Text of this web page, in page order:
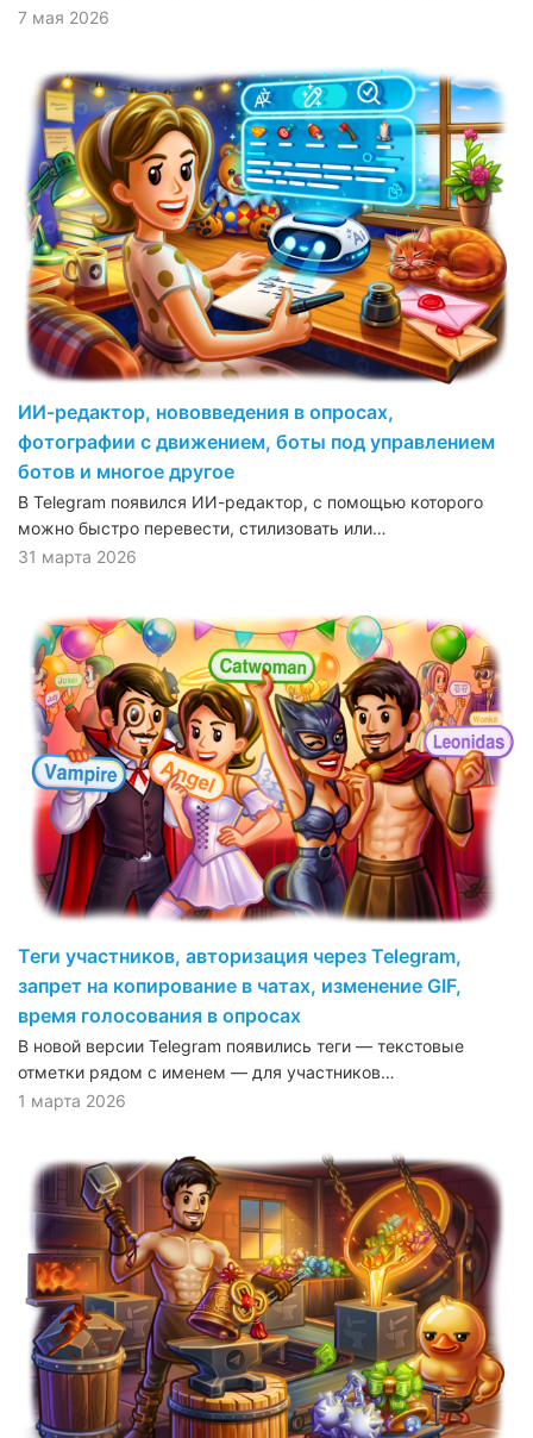
7 мая 2026
ИИ-редактор, нововведения в опросах,
фотографии с движением, боты под управлением
ботов и многое другое
В Telegram появился ИИ-редактор, с помощью которого
можно быстро перевести, стилизовать или…
31 марта 2026
Теги участников, авторизация через Telegram,
запрет на копирование в чатах, изменение GIF,
время голосования в опросах
В новой версии Telegram появились теги — текстовые
отметки рядом с именем — для участников…
1 марта 2026